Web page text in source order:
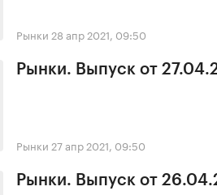
Рынки 28 апр 2021, 09:50
Рынки. Выпуск от
Рынки 27 апр 2021, 09:50
Рынки. Выпуск от